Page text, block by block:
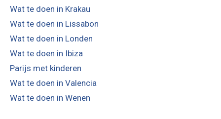
Wat te doen in Krakau
Wat te doen in Lissabon
Wat te doen in Londen
Wat te doen in Ibiza
Parijs met kinderen
Wat te doen in Valencia
Wat te doen in Wenen